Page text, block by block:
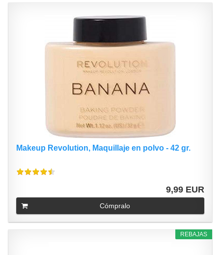
Makeup Revolution, Maquillaje en polvo - 42 gr.
9,99 EUR
Cómpralo
REBAJAS